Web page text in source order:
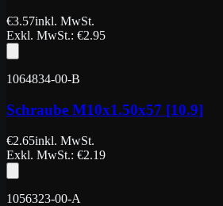
€3.57inkl. MwSt.
Exkl. MwSt.: €2.95
1064834-00-B
Schraube M10x1.50x57 [10.9]
€2.65inkl. MwSt.
Exkl. MwSt.: €2.19
1056323-00-A